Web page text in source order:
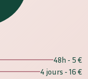
48h - 5 €
4 jours - 16 €